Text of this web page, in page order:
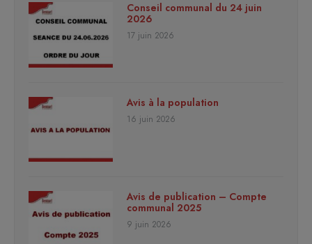
Conseil communal du 24 juin
2026
17 juin 2026
Avis à la population
16 juin 2026
Avis de publication – Compte
communal 2025
9 juin 2026